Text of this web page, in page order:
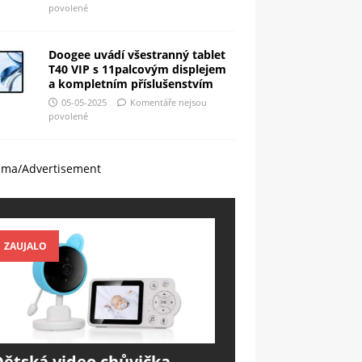
povolené
Doogee uvádí všestranný tablet
T40 VIP s 11palcovým displejem
a kompletním příslušenstvím
05-05-2025
Komentáře nejsou
povolené
Advertisement
ZAUJALO